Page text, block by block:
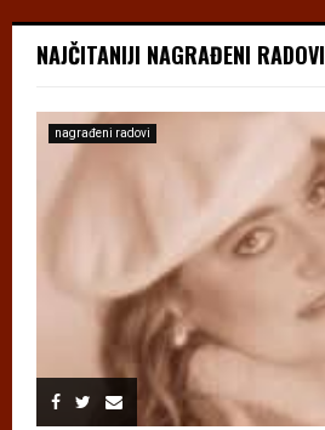
NAJČITANIJI NAGRAĐENI RADOVI
nagrađeni radovi